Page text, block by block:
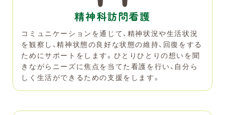
精神科訪問看護
コミュニケーションを通じて、精神状況や生活状況
を観察し、精神状態の良好な状態の維持、回復をする
ためにサポートをします。ひとりひとりの想いを聞
きながらニーズに焦点を当てた看護を行い、自分ら
しく生活ができるための支援をします。